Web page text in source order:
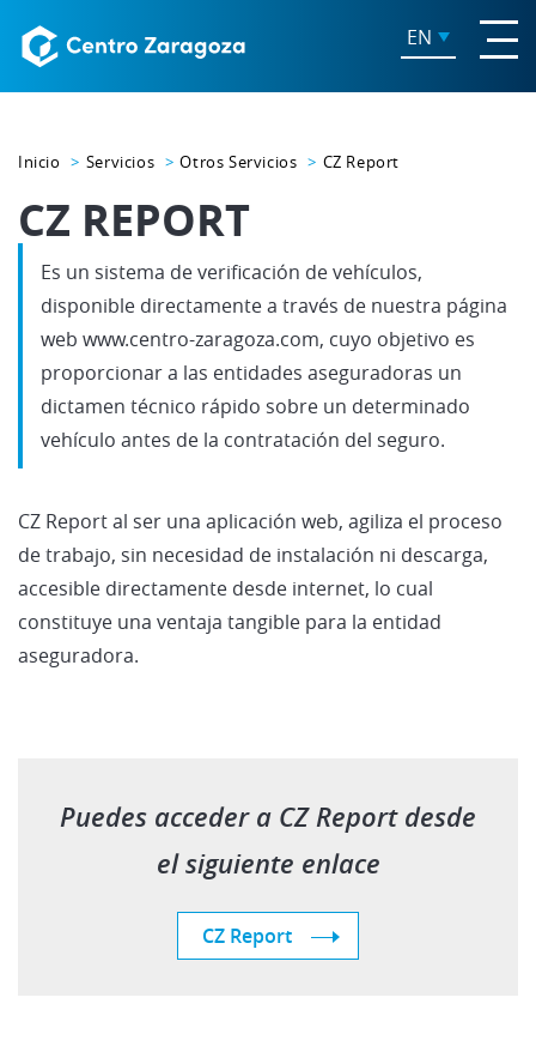
EN
Inicio Servicios Otros Servicios CZ Report
CZ REPORT
Es un sistema de verificación de vehículos,
disponible directamente a través de nuestra página
web www.centro-zaragoza.com, cuyo objetivo es
proporcionar a las entidades aseguradoras un
dictamen técnico rápido sobre un determinado
vehículo antes de la contratación del seguro.
CZ Report al ser una aplicación web, agiliza el proceso
de trabajo, sin necesidad de instalación ni descarga,
accesible directamente desde internet, lo cual
constituye una ventaja tangible para la entidad
aseguradora.
Puedes acceder a CZ Report desde
el siguiente enlace
CZ Report